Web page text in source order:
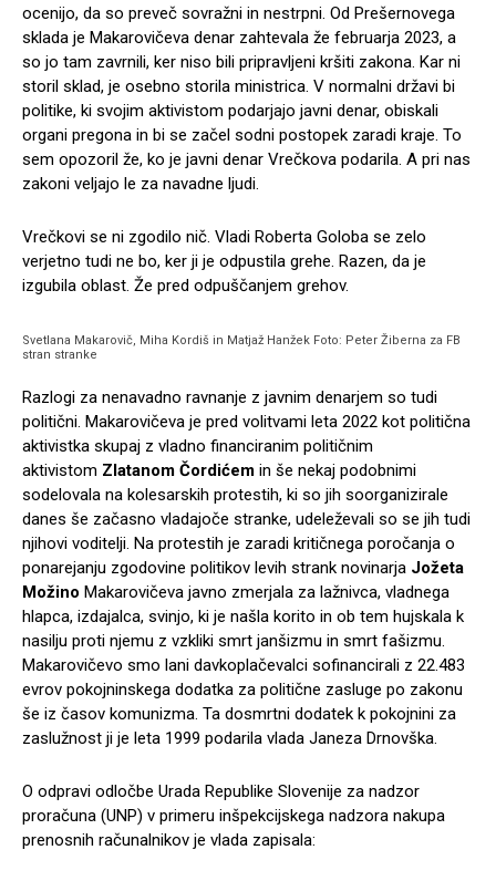
ocenijo, da so preveč sovražni in nestrpni. Od Prešernovega
sklada je Makarovičeva denar zahtevala že februarja 2023, a
so jo tam zavrnili, ker niso bili pripravljeni kršiti zakona. Kar ni
storil sklad, je osebno storila ministrica. V normalni državi bi
politike, ki svojim aktivistom podarjajo javni denar, obiskali
organi pregona in bi se začel sodni postopek zaradi kraje. To
sem opozoril že, ko je javni denar Vrečkova podarila. A pri nas
zakoni veljajo le za navadne ljudi.
Vrečkovi se ni zgodilo nič. Vladi Roberta Goloba se zelo
verjetno tudi ne bo, ker ji je odpustila grehe. Razen, da je
izgubila oblast. Že pred odpuščanjem grehov.
Svetlana Makarovič, Miha Kordiš in Matjaž Hanžek Foto: Peter Žiberna za FB
stran stranke
Razlogi za nenavadno ravnanje z javnim denarjem so tudi
politični. Makarovičeva je pred volitvami leta 2022 kot politična
aktivistka skupaj z vladno financiranim političnim
aktivistom Zlatanom Čordićem in še nekaj podobnimi
sodelovala na kolesarskih protestih, ki so jih soorganizirale
danes še začasno vladajoče stranke, udeleževali so se jih tudi
njihovi voditelji. Na protestih je zaradi kritičnega poročanja o
ponarejanju zgodovine politikov levih strank novinarja Jožeta
Možino Makarovičeva javno zmerjala za lažnivca, vladnega
hlapca, izdajalca, svinjo, ki je našla korito in ob tem hujskala k
nasilju proti njemu z vzkliki smrt janšizmu in smrt fašizmu.
Makarovičevo smo lani davkoplačevalci sofinancirali z 22.483
evrov pokojninskega dodatka za politične zasluge po zakonu
še iz časov komunizma. Ta dosmrtni dodatek k pokojnini za
zaslužnost ji je leta 1999 podarila vlada Janeza Drnovška.
O odpravi odločbe Urada Republike Slovenije za nadzor
proračuna (UNP) v primeru inšpekcijskega nadzora nakupa
prenosnih računalnikov je vlada zapisala: